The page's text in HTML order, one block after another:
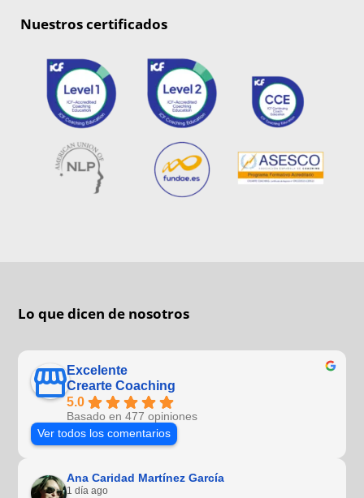
Nuestros certificados
Lo que dicen de nosotros
Excelente
Crearte Coaching
5.0
Basado en 477 opiniones
Ver todos los comentarios
Ana Caridad Martínez García
1 día ago